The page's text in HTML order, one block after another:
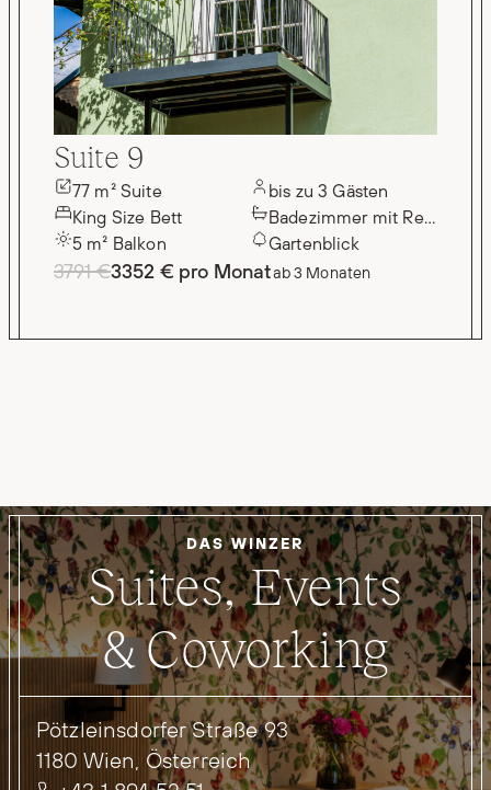
Suite 9
77 m² Suite
King Size Bett
5 m² Balkon
bis zu 3 Gästen
Badezimmer mit
Gartenblick
3791 €3352 € pro Monatab 3 Monaten
DAS WINZER
Suites, Events
& Coworking
Pötzleinsdorfer Straße 93
1180 Wien, Österreich